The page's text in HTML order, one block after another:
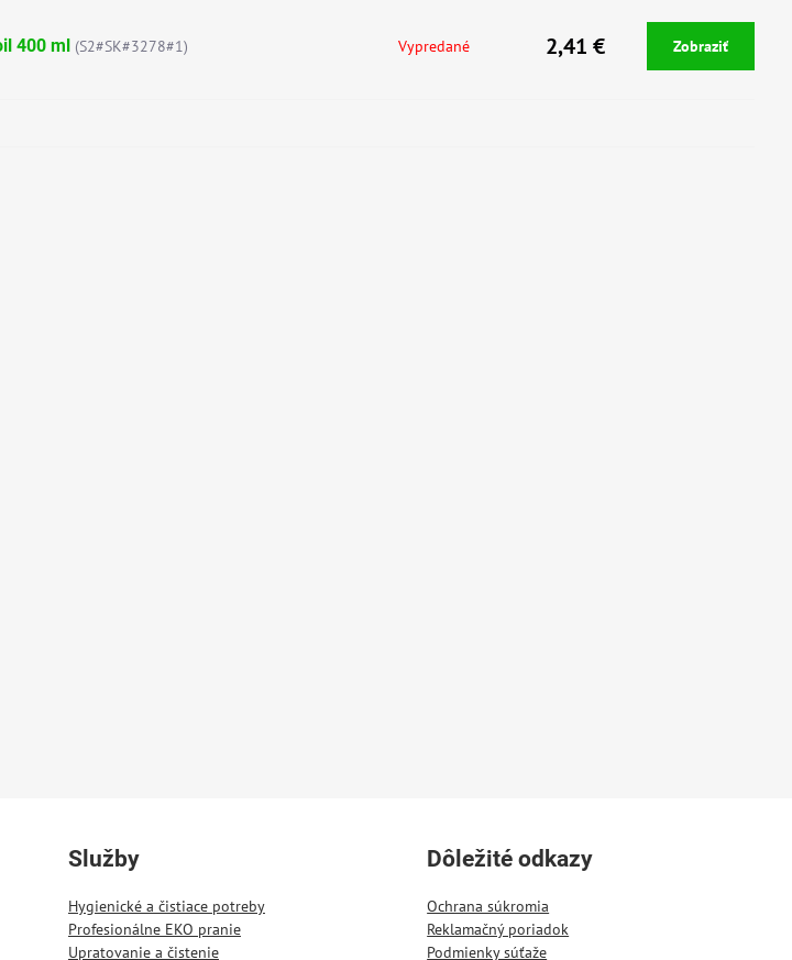
400 ml (S2#SK#3278#1) Vypredané 2,41 € Zobraziť
Služby
Hygienické a čistiace potreby
Profesionálne EKO pranie
Upratovanie a čistenie
Dôležité odkazy
Ochrana súkromia
Reklamačný poriadok
Podmienky súťaže